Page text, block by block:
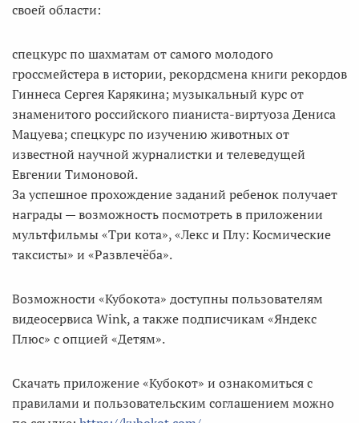
своей области:
спецкурс по шахматам от самого молодого
гроссмейстера в истории, рекордсмена книги рекордов
Гиннеса Сергея Карякина; музыкальный курс от
знаменитого российского пианиста-виртуоза Дениса
Мацуева; спецкурс по изучению животных от
известной научной журналистки и телеведущей
Евгении Тимоновой.
За успешное прохождение заданий ребенок получает
награды — возможность посмотреть в приложении
мультфильмы «Три кота», «Лекс и Плу: Космические
таксисты» и «Развлечёба».
Возможности «Кубокота» доступны пользователям
видеосервиса Wink, а также подписчикам «Яндекс
Плюс» с опцией «Детям».
Скачать приложение «Кубокот» и ознакомиться с
правилами и пользовательским соглашением можно